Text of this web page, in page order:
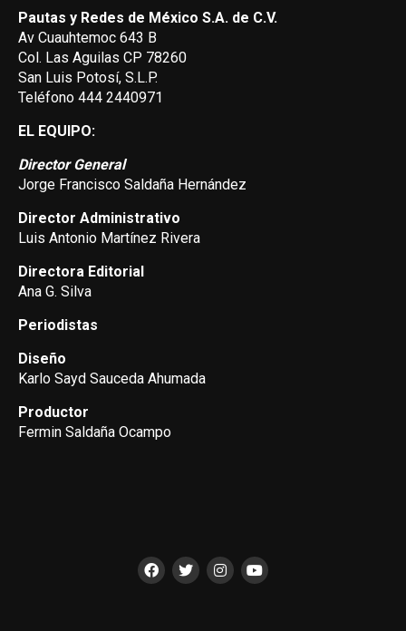
Pautas y Redes de México S.A. de C.V.
Av Cuauhtemoc 643 B
Col. Las Aguilas CP 78260
San Luis Potosí, S.L.P.
Teléfono 444 2440971
EL EQUIPO:
Director General
Jorge Francisco Saldaña Hernández
Director Administrativo
Luis Antonio Martínez Rivera
Directora Editorial
Ana G. Silva
Periodistas
Diseño
Karlo Sayd Sauceda Ahumada
Productor
Fermin Saldaña Ocampo